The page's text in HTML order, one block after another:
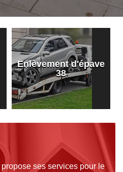
Enlèvement d'épave
38
ses services pour le